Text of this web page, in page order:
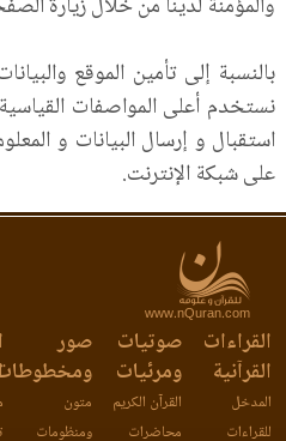
بالنسبة إلى تأمين الموقع
نستخدم أعلى المواصفات
استقبال و إرسال البيانات و
على شبكة الإنترنت.
www.nQuran.com
القراءات
القرآنية
المدخل
للقراءات
صوتيات
ومرئيات
القرآن الكريم
محاضرات
صور
متون
ومنظومات